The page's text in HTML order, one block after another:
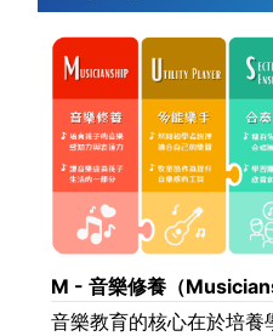
M - 音樂修養（
音樂教育的核心在於培養